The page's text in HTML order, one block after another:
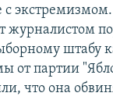
с
журналистом
штабу
от партии
что она